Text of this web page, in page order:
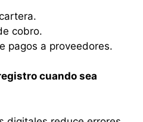
cobro.
pagos a proveedores.
cuando sea